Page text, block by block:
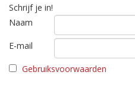
Schrijf je in!
Naam
E-mail
Gebruiksvoorwaarden